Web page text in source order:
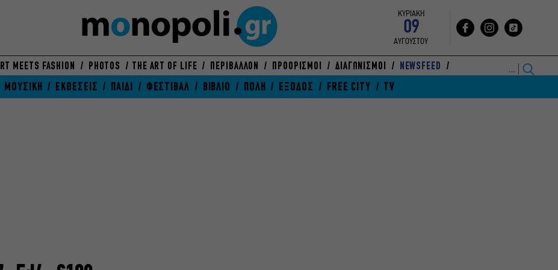
ΚΥΡΙΑΚΗ
09
ΑΥΓΟΥΣΤΟΥ
MEETS FASHION PHOTOS THE ART OF LIFE ΠΕΡΙΒΑΛΛΟΝ ΠΡΟΟΡΙΣΜΟΙ ΔΙΑΓΩΝΙΣΜΟΙ NEWSFEED
ΜΟΥΣΙΚΗ ΕΚΘΕΣΕΙΣ ΠΑΙΔΙ ΦΕΣΤΙΒΑΛ ΒΙΒΛΙΟ ΠΟΛΗ ΕΞΟΔΟΣ FREE CITY TV